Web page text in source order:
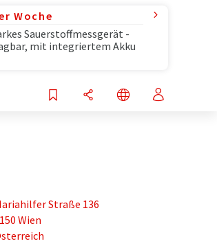
Woche
Sauerstoffmessgerät -
mit integriertem Akku
Straße 136
Wien